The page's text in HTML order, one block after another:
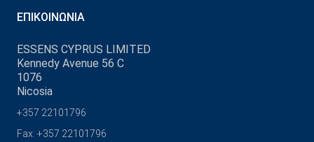
ΕΠΙΚΟΙΝΩΝΊΑ
ESSENS CYPRUS LIMITED
Kennedy Avenue 56 C
1076
Nicosia
+357 22101796
Fax: +357 22101796